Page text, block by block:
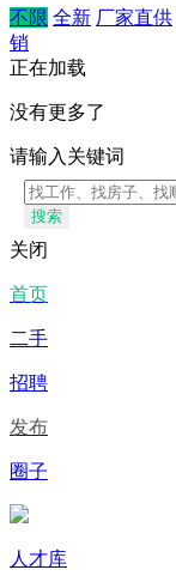
不限 全新 厂家直供
销
正在加载
没有更多了
请输入关键词
搜索
关闭
首页
二手
招聘
发布
圈子
人才库